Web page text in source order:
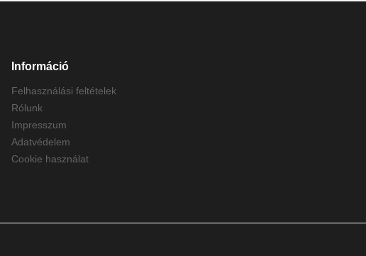
Információ
Felhasználási feltételek
Rólunk
Impresszum
Adatvédelem
Cookie használat